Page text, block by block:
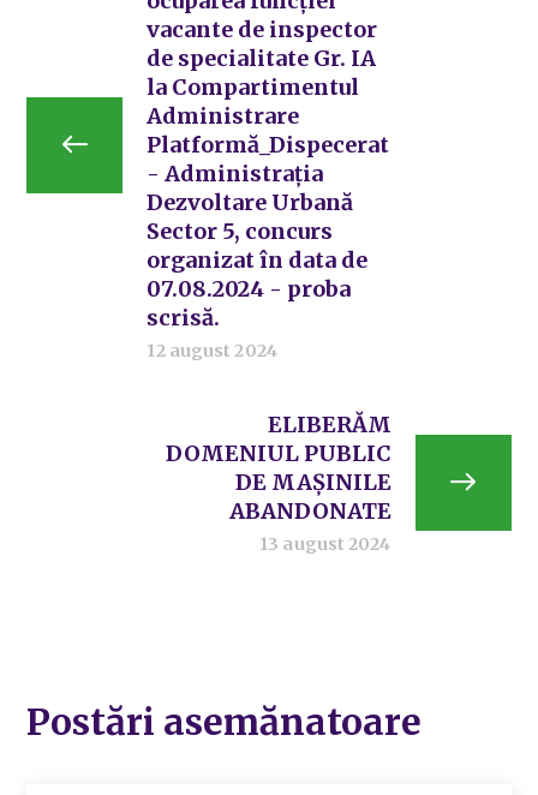
vacante de inspector
de specialitate Gr. IA
la Compartimentul
Administrare
Platformă_Dispecerat
- Administrația
Dezvoltare Urbană
Sector 5, concurs
organizat în data de
07.08.2024 - proba
scrisă.
12 august 2024
ELIBERĂM
DOMENIUL PUBLIC
DE MAȘINILE
ABANDONATE
13 august 2024
Postări asemănatoare